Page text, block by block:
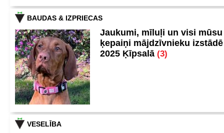
BAUDAS & IZPRIECAS
Jaukumi, mīluļi un visi
ķepaiņi mājdzīvnieku
2025 Ķīpsalā (3)
VESELĪBA